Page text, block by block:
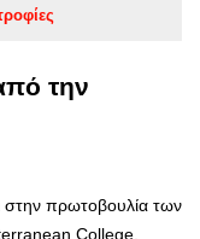
την
στην πρωτοβουλία των
College,